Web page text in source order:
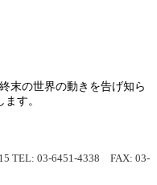
末の世界の動きを告げ知ら
す。
TEL: 03-6451-4338 FAX: 03-